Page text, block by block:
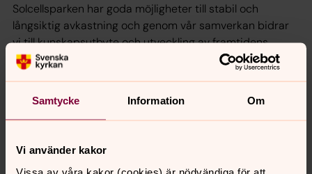
Samtycke Information Om
Vi använder kakor
Vissa av våra kakor (cookies) är nödvändiga för att
Solcellsparken har goda möjligheter till stabil och
långsiktig avkastning och genom vår samverkan bidrar
vi till kunskapsutbyte och utveckling av framtidens
energilösningar.
Genom smart energianvändning kan vi både spara
resurser och bidra till ett mer hållbart samhälle.
Utvecklingen inom energiteknik går snabbt framåt, där
värdefullt kulturarv, vilket ställer höga krav på att
insatser genomförs med omsorg, långsiktighet och med